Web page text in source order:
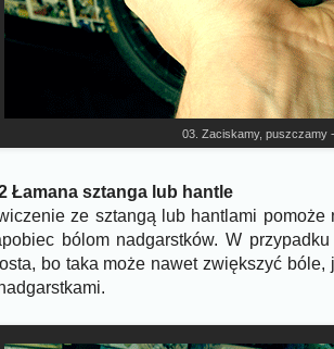
03. Zaciskamy, puszczamy
Łamana sztanga lub hantle
ze sztangą lub hantlami pomoże
bólom nadgarstków. W
bo taka może nawet zwiększyć